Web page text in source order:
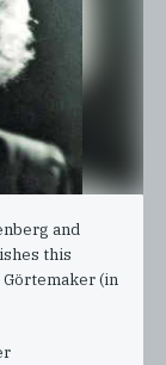
and
this
(in